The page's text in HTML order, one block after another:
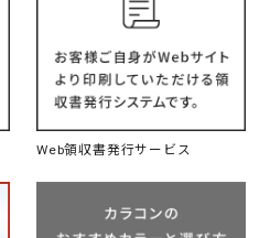
Web領収書発行サービス